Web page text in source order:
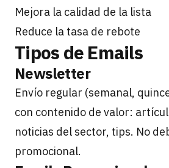
Mejora la calidad de la lista
Reduce la tasa de rebote
Tipos de Emails
Newsletter
Envío regular (semanal,
con contenido de valor:
noticias del sector, tips. No
promocional.